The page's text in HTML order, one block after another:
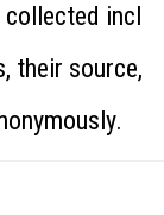
collected incl
their source,